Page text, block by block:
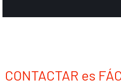
CONTACTAR es